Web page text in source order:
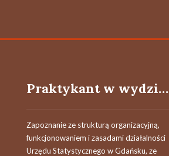
Praktykant w wydziale rejestrów
Zapoznanie ze strukturą organizacyjną,
funkcjonowaniem i zasadami działalności
Urzędu Statystycznego w Gdańsku, ze